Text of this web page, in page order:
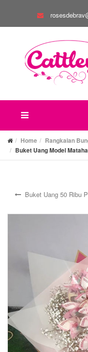
Home Rangkaian
Buket Uang Model
Buket Uang 50 Ribu